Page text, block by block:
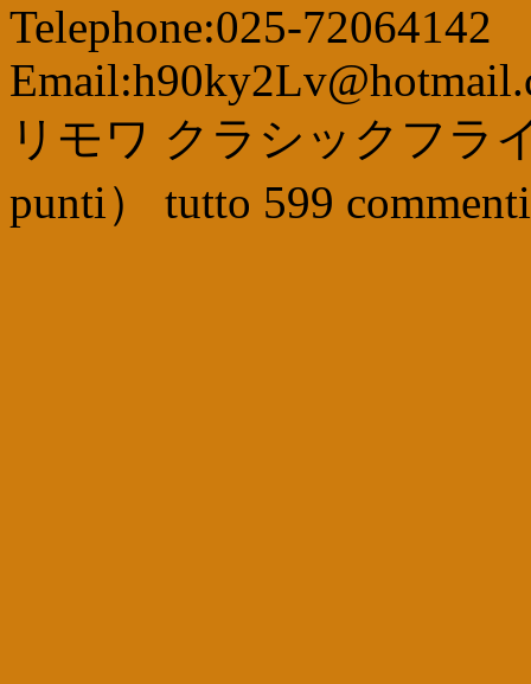
Telephone:025-72064142
リモワ クラシックフラ
punti ） tutto 599